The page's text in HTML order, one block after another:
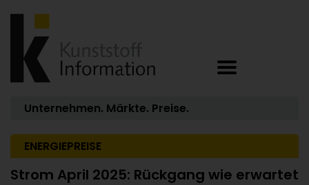
Unternehmen. Märkte. Preise.
ENERGIEPREISE
Strom April 2025: Rückgang wie erwartet